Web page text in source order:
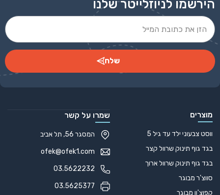
הירשמו לניוזלייטר שלנו
שלח
מוצרים
ווסט צבעוני ילד עד גיל 5
בגד גוף תינוק שרוול קצר
בגד גוף תינוק שרוול ארוך
סווצ'ר מבוגר
קפוצ'ון מבוגר
שמרו על קשר
המסגר 56, תל אביב
ofek@ofek1.com
03.5622232
03.5625377